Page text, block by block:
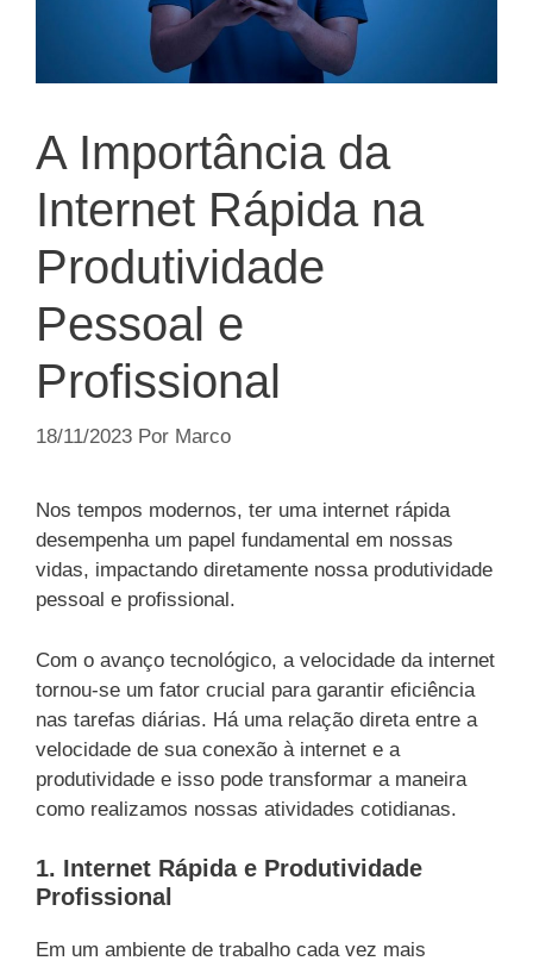
A Importância da
Internet Rápida na
Produtividade
Pessoal e
Profissional
18/11/2023 Por Marco
Nos tempos modernos, ter uma internet rápida
desempenha um papel fundamental em nossas
vidas, impactando diretamente nossa produtividade
pessoal e profissional.
Com o avanço tecnológico, a velocidade da internet
tornou-se um fator crucial para garantir eficiência
nas tarefas diárias. Há uma relação direta entre a
velocidade de sua conexão à internet e a
produtividade e isso pode transformar a maneira
como realizamos nossas atividades cotidianas.
1. Internet Rápida e Produtividade
Profissional
Em um ambiente de trabalho cada vez mais